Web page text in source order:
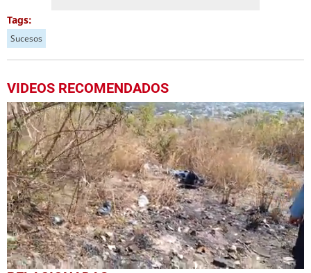
Tags:
Sucesos
VIDEOS RECOMENDADOS